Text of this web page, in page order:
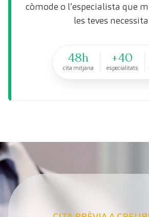
còmode o l’especialista que
les teves
48h
cita mitjana
+40
especialitats